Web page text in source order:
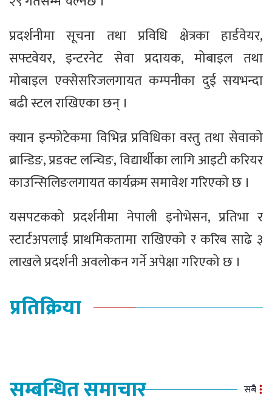
प्रदर्शनीमा सूचना तथा प्रविधि क्षेत्रका हार्डवेयर,
सफ्टवेयर, इन्टरनेट सेवा प्रदायक, मोबाइल तथा
मोबाइल एक्सेसरिजलगायत कम्पनीका दुई सयभन्दा
बढी स्टल राखिएका छन् ।
क्यान इन्फोटेकमा विभिन्न प्रविधिका वस्तु तथा सेवाको
ब्रान्डिङ, प्रडक्ट लन्चिङ, विद्यार्थीका लागि आइटी करियर
काउन्सिलिङलगायत कार्यक्रम समावेश गरिएको छ ।
यसपटकको प्रदर्शनीमा नेपाली इनोभेसन, प्रतिभा र
स्टार्टअपलाई प्राथमिकतामा राखिएको र करिब साढे ३
लाखले प्रदर्शनी अवलोकन गर्ने अपेक्षा गरिएको छ ।
प्रतिक्रिया
सम्बन्धित समाचार सबै